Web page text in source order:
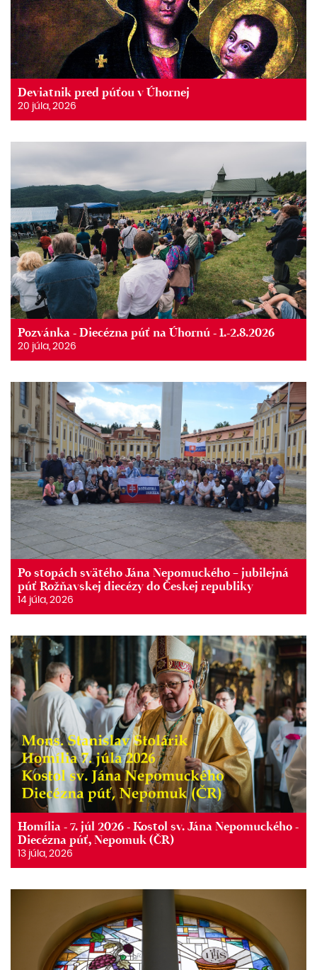
Deviatnik pred púťou v Úhornej
20 júla, 2026
Pozvánka - Diecézna púť na Úhornú - 1.-2.8.2026
20 júla, 2026
Po stopách svätého Jána Nepomuckého – jubilejná
púť Rožňavskej diecézy do Českej republiky
14 júla, 2026
Homília - 7. júl 2026 - Kostol sv. Jána Nepomuckého -
Diecézna púť, Nepomuk (ČR)
13 júla, 2026